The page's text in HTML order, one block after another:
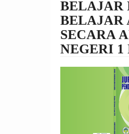
BELAJAR
BELAJAR
SECARA
NEGERI 1
Article